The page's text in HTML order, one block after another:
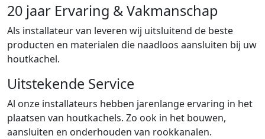
20 jaar Ervaring & Vakmanschap
Als installateur van leveren wij uitsluitend de beste
producten en materialen die naadloos aansluiten bij uw
houtkachel.
Uitstekende Service
Al onze installateurs hebben jarenlange ervaring in het
plaatsen van houtkachels. Zo ook in het bouwen,
aansluiten en onderhouden van rookkanalen.